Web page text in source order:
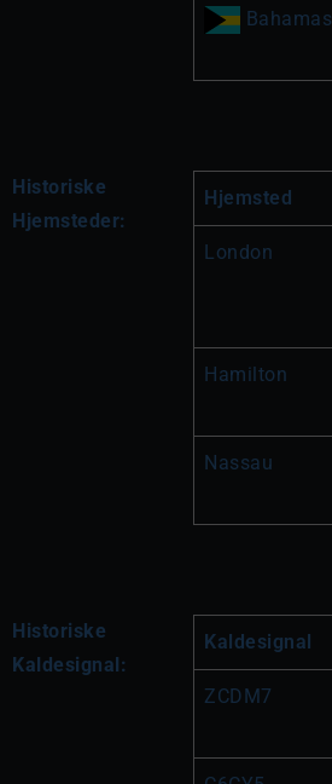
Bahamas
Historiske
Hjemsteder:
Hjemsted
London
Hamilton
Nassau
Historiske
Kaldesignal:
Kaldesignal
ZCDM7